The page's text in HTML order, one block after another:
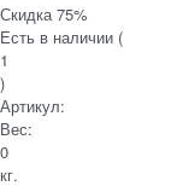
Скидка 75%
Есть в наличии (
1
)
Артикул:
Вес:
0
кг.